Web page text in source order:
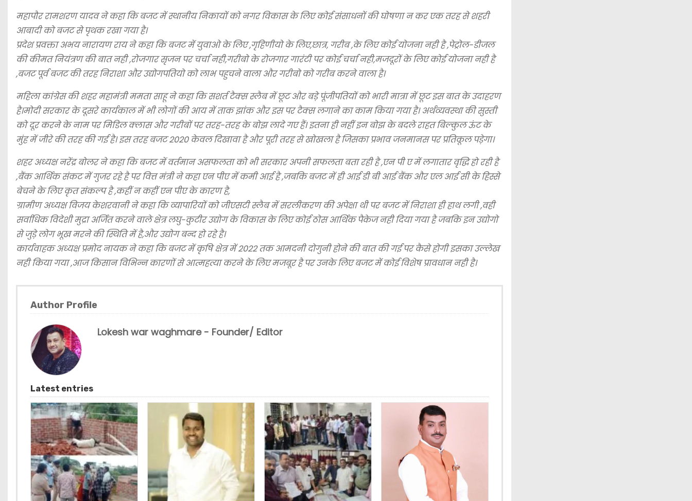
महापौर रामशरण यादव ने कहा कि बजट में स्थानीय निकायों को नगर विकास के लिए कोई संसाधनों की घोषणा न कर एक तरह से शहरी
आबादी को बजट से पृथक रखा गया है।
प्रदेश प्रवक्ता अभय नारायण राय ने कहा कि बजट में युवाओ के लिए ,गृहिणीयो के लिए,छात्र, गरीब ,के लिए कोई योजना नही है ,पेट्रोल-डीजल
की कीमत नियंत्रण की बात नही ,रोजगार सृजन पर चर्चा नही,गरीबो के रोजगार गारंटी पर कोई चर्चा नही,मजदूरों के लिए कोई योजना नही है
,बजट पूर्व बजट की तरह निराशा और उद्योगपतियो को लाभ पहुचने वाला और गरीबो को गरीब करने वाला है।
महिला कांग्रेस की शहर महामंत्री ममता साहू ने कहा कि सशर्त टैक्स स्लैब में छूट और बड़े पूंजीपतियों को भारी मात्रा में छूट इस बात के उदाहरण
है।मोदी सरकार के दूसरे कार्यकाल में भी लोगों की आय में ताक झांक और इस पर टैक्स लगाने का काम किया गया है। अर्थव्यवस्था की सुस्ती
को दूर करने के नाम पर मिडिल क्लास और गरीबों पर तरह-तरह के बोझ लादे गए हैं। इतना ही नहीं इन बोझ के बदले राहत बिल्कुल ऊंट के
मुंह में जीरे की तरह की गई है। इस तरह बजट २०२० केवल दिखावा है और पूरी तरह से खोखला है जिसका प्रभाव जनमानस पर प्रतिकूल पड़ेगा।
शहर अध्यक्ष नरेंद्र बोलर ने कहा कि बजट में वर्तमान असफलता को भी सरकार अपनी सफलता बता रही है ,एन पी ए में लगातार वृद्धि हो रही है
,बैंक आर्थिक संकट में गुजर रहे है पर वित्त मंत्री ने कहा एन पीए में कमी आई है ,जबकि बजट में ही आई डी बी आई बैंक और एल आई सी के हिस्से
बेचने के लिए कृत संकल्प है ,कहीं न कहीं एन पीए के कारण है,
ग्रामीण अध्यक्ष विजय केशरवानी ने कहा कि व्यापारियों को जीएसटी स्लैब में सरलीकरण की अपेक्षा थी पर बजट में निराशा ही हाथ लगी ,वही
सर्वाधिक विदेशी मुद्रा अर्जित करने वाले क्षेत्र लघु-कुटीर उद्योग के विकास के लिए कोई ठोस आर्थिक पैकेज नही दिया गया है जबकि इन उद्योगो
से जुड़े लोग भूख मरने की स्थिति में है,और उद्योग बन्द हो रहे है।
कार्यवाहक अध्यक्ष प्रमोद नायक ने कहा कि बजट में कृषि क्षेत्र में 2022 तक आमदनी दोगुनी होने की बात की गई पर कैसे होगी इसका उल्लेख
नही किया गया ,आज किसान विभिन्न कारणों से आत्महत्या करने के लिए मजबूर है पर उनके लिए बजट में कोई विशेष प्रावधान नही है।
Author Profile
Lokesh war waghmare - Founder/ Editor
Latest entries